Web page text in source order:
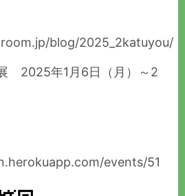
blog/2025_2katuyou/
2025年1月6日（月）～2
events/51